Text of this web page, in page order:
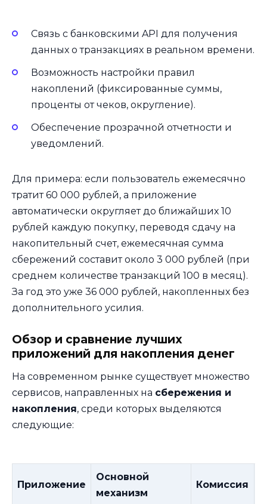
Связь с банковскими API для получения
данных о транзакциях в реальном времени.
Возможность настройки правил
накоплений (фиксированные суммы,
проценты от чеков, округление).
Обеспечение прозрачной отчетности и
уведомлений.
Для примера: если пользователь ежемесячно
тратит 60 000 рублей, а приложение
автоматически округляет до ближайших 10
рублей каждую покупку, переводя сдачу на
накопительный счет, ежемесячная сумма
сбережений составит около 3 000 рублей (при
среднем количестве транзакций 100 в месяц).
За год это уже 36 000 рублей, накопленных без
дополнительного усилия.
Обзор и сравнение лучших
приложений для накопления денег
На современном рынке существует множество
сервисов, направленных на сбережения и
накопления, среди которых выделяются
следующие:
Приложение
Основной
механизм
Комиссия